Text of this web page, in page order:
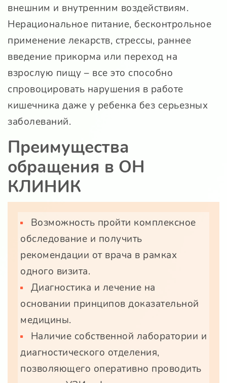
внешним и внутренним воздействиям.
Нерациональное питание, бесконтрольное
применение лекарств, стрессы, раннее
введение прикорма или переход на
взрослую пищу – все это способно
спровоцировать нарушения в работе
кишечника даже у ребенка без серьезных
заболеваний.
Преимущества
обращения в ОН
КЛИНИК
Возможность пройти комплексное
обследование и получить
рекомендации от врача в рамках
одного визита.
Диагностика и лечение на
основании принципов доказательной
медицины.
Наличие собственной лаборатории и
диагностического отделения,
позволяющего оперативно проводить